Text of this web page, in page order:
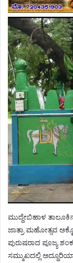
ಮುದ್ದೇಬಿಹಾಳ
ಜಾತ್ರಾ ಮಹೋತ್ಸವ
ಪುರುಷರಾದ ಪೂಜ್ಯ
ಸಮ್ಮುಖದಲ್ಲಿ